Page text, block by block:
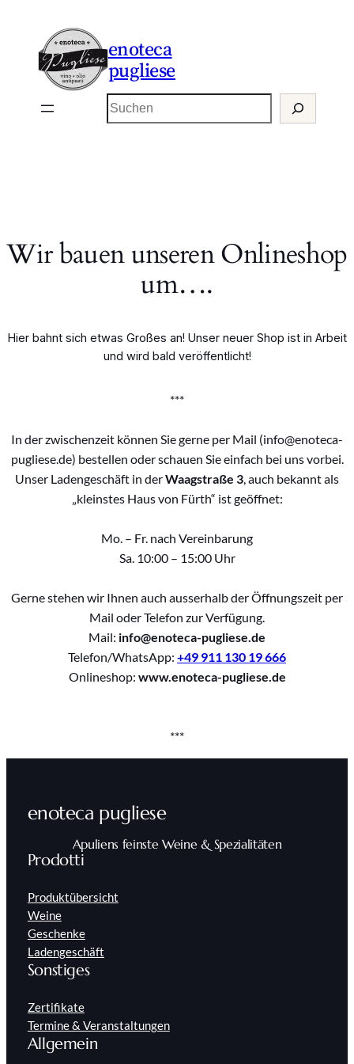
enoteca
pugliese
Suchen
Wir bauen unseren Onlineshop
um….
Hier bahnt sich etwas Großes an! Unser neuer Shop ist in Arbeit
und wird bald veröffentlicht!
***
In der zwischenzeit können Sie gerne per Mail (info@enoteca-
pugliese.de) bestellen oder schauen Sie einfach bei uns vorbei.
Unser Ladengeschäft in derWaagstraße 3, auch bekannt als
„kleinstes Haus von Fürth“ ist geöffnet:
Mo. – Fr. nach Vereinbarung
Sa. 10:00 – 15:00 Uhr
Gerne stehen wir Ihnen auch ausserhalb der Öffnungszeit per
Mail oder Telefon zur Verfügung.
Mail: info@enoteca-pugliese.de
Telefon/WhatsApp: +49 911 130 19 666
Onlineshop: www.enoteca-pugliese.de
***
enoteca pugliese
Apuliens feinste Weine & Spezialitäten
Prodotti
Produktübersicht
Weine
Geschenke
Ladengeschäft
Sonstiges
Zertifikate
Termine & Veranstaltungen
Allgemein